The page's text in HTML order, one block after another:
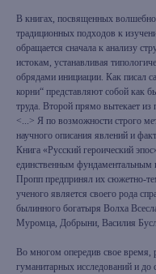
В книгах, посвященных
традиционных подходов к
обращается сначала к анализу
истокам, устанавливая
обрядами инициации. Как писал
корни“ представляют собой как
труда. Второй прямо вытекает из
<...> Я по возможности строго
научного описания явлений и
Книга «Русский героический
единственным
Пропп предпринял их сюжетно-
ученого является своего рода
былинного богатыря Волха
Муромца, Добрыни, Василия
Во многом опередив свое время,
гуманитарных исследований и до